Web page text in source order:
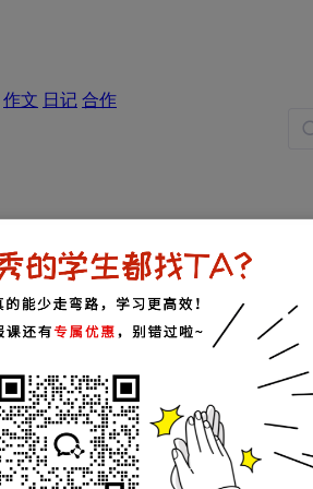
作文 日记 合作